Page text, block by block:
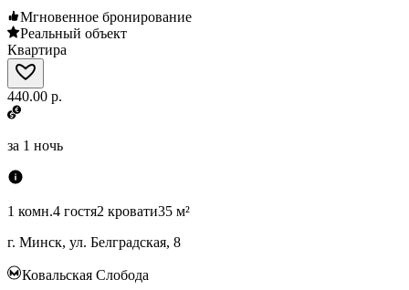
Мгновенное бронирование
Реальный объект
Квартира
440.00 р.
за 1 ночь
1 комн.4 гостя2 кровати35 м²
г. Минск, ул. Белградская, 8
Ковальская Слобода